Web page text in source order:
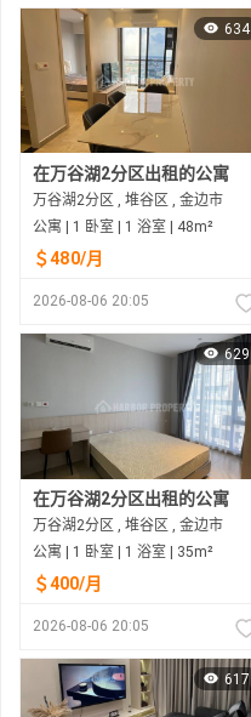
634
在万谷湖2分区出租的公寓
万谷湖2分区 , 堆谷区 , 金边市
公寓 | 1 卧室 | 1 浴室 | 48m²
＄480/月
2026-08-06 20:05
629
在万谷湖2分区出租的公寓
万谷湖2分区 , 堆谷区 , 金边市
公寓 | 1 卧室 | 1 浴室 | 35m²
＄400/月
2026-08-06 20:05
617